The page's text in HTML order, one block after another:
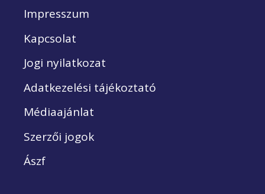
Impresszum
Kapcsolat
Jogi nyilatkozat
Adatkezelési tájékoztató
Médiaajánlat
Szerzői jogok
Ászf